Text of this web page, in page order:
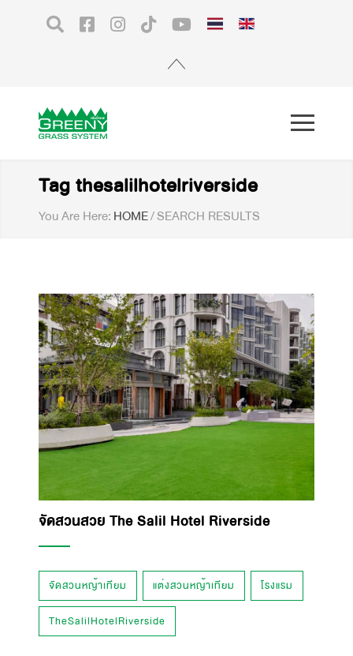
Tag thesalilhotelriverside
You Are Here: HOME/SEARCH RESULTS
จัดสวนสวย The Salil Hotel Riverside
จัดสวนหญ้าเทียม แต่งสวนหญ้าเทียม โรงแรม
TheSalilHotelRiverside